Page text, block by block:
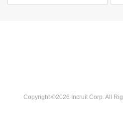
Copyright ©2026 Incruit Corp. All